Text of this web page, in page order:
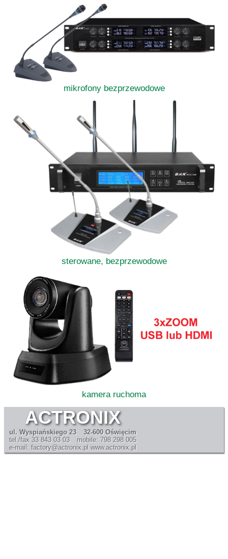
mikrofony bezprzewodowe
sterowane, bezprzewodowe
kamera ruchoma
ACTRONIX
ul. Wyspiańskiego 23
tel./fax 33 843 03 03
e-mail: factory@actronix.pl
32-600 Oświęcim
mobile: 798 298 005
www.actronix.pl